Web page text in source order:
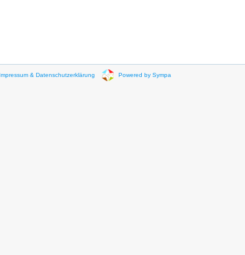
Impressum & Datenschutzerklärung Powered by Sympa